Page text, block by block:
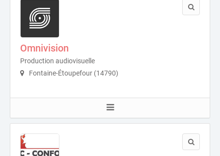
Omnivision
Production audiovisuelle
Fontaine-Étoupefour (14790)